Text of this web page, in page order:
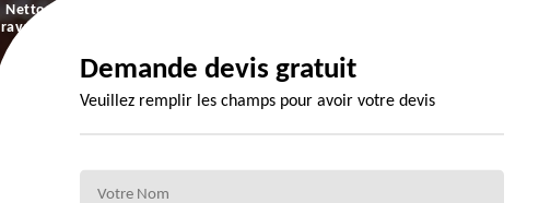
Nettoyage et
ravalement de
Demande devis gratuit
Veuillez remplir les champs pour avoir votre devis